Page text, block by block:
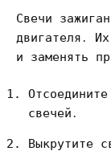
Свечи
двигателя․
и заменять
свечей․
Выкрутите